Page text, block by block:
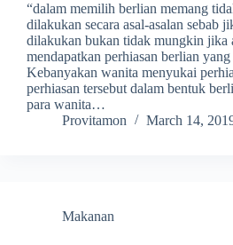
“dalam memilih berlian memang
dilakukan secara asal-asalan sebab
dilakukan bukan tidak mungkin jika
mendapatkan perhiasan berlian
Kebanyakan wanita menyukai
perhiasan tersebut dalam bentuk
para wanita…
Provitamon
March 14,
Makanan